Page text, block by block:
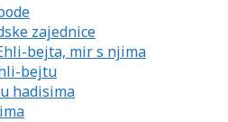
zajednice
bejta, mir s njima
bejtu
hadisima